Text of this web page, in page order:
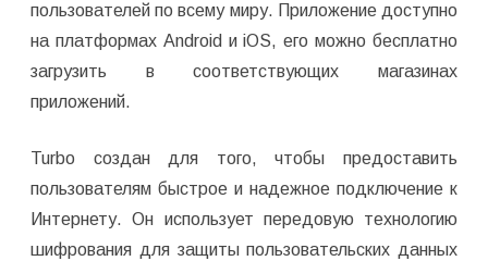
пользователей по всему миру. Приложение доступно
на платформах Android и iOS, его можно бесплатно
загрузить в соответствующих магазинах
приложений.
Turbo создан для того, чтобы предоставить
пользователям быстрое и надежное подключение к
Интернету. Он использует передовую технологию
шифрования для защиты пользовательских данных